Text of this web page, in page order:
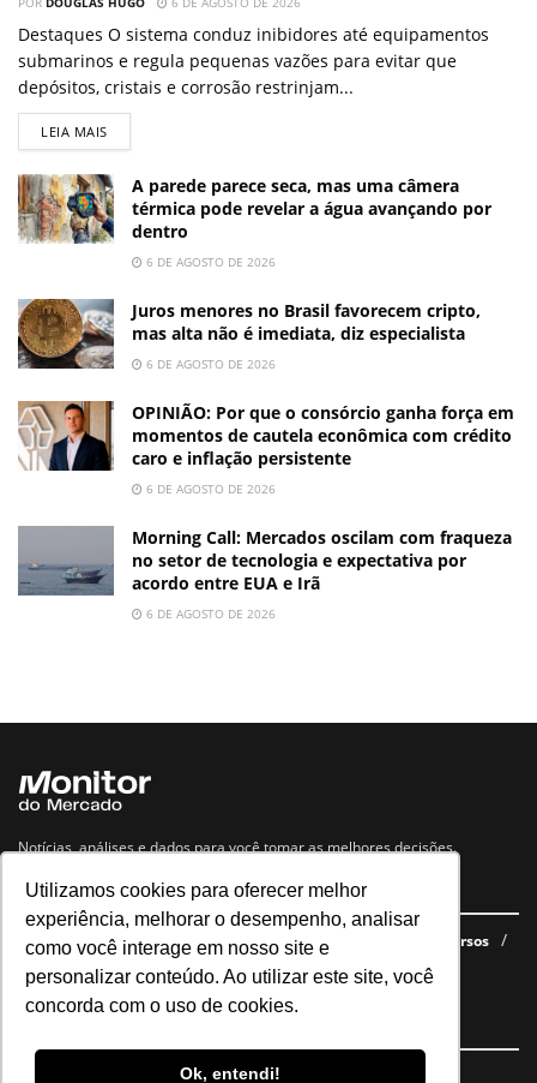
Utilizamos cookies para oferecer melhor
experiência, melhorar o desempenho, analisar
como você interage em nosso site e
personalizar conteúdo. Ao utilizar este site, você
concorda com o uso de cookies.
Ok, entendi!
Destaques O sistema conduz inibidores até equipamentos
submarinos e regula pequenas vazões para evitar que
depósitos, cristais e corrosão restrinjam...
LEIA MAIS
A parede parece seca, mas uma câmera
térmica pode revelar a água avançando por
dentro
6 DE AGOSTO DE 2026
Juros menores no Brasil favorecem cripto,
mas alta não é imediata, diz especialista
6 DE AGOSTO DE 2026
OPINIÃO: Por que o consórcio ganha força em
momentos de cautela econômica com crédito
caro e inflação persistente
6 DE AGOSTO DE 2026
Morning Call: Mercados oscilam com fraqueza
no setor de tecnologia e expectativa por
acordo entre EUA e Irã
6 DE AGOSTO DE 2026
Notícias, análises e dados para você tomar as melhores decisões.
Navegue no site
Últimas notícias Quem somos E-books gratuitos
Cursos
Política de privacidade